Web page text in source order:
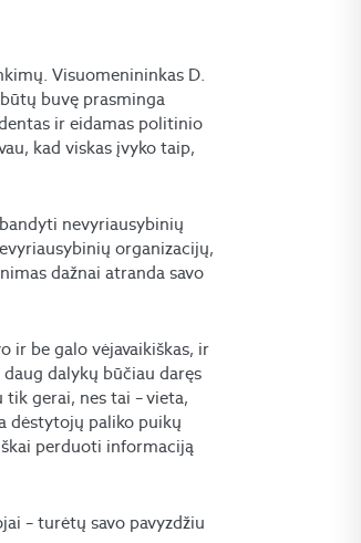
Visuomenininkas D.
buvę prasminga
ir eidamas politinio
kad viskas įvyko taip,
nevyriausybinių
organizacijų,
dažnai atranda savo
ir be galo vėjavaikiškas, ir
dalykų būčiau daręs
gerai, nes tai – vieta,
dėstytojų paliko puikų
perduoti informaciją
– turėtų savo pavyzdžiu